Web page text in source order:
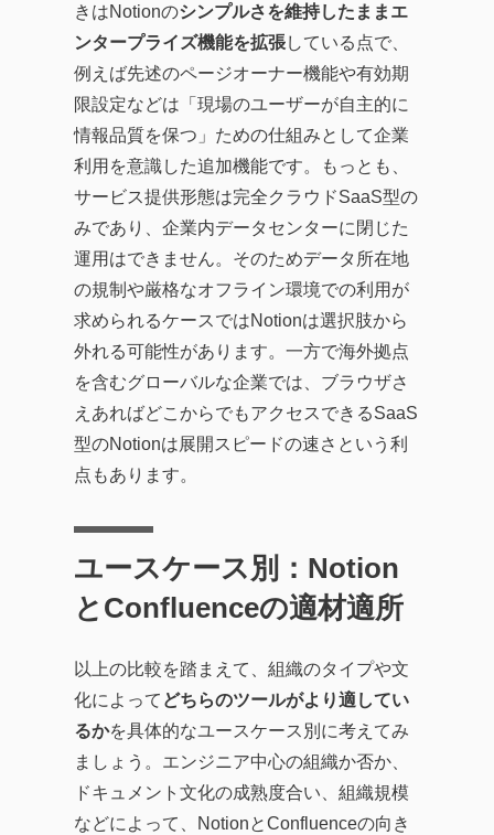
きはNotionのシンプルさを維持したままエ
ンタープライズ機能を拡張している点で、
例えば先述のページオーナー機能や有効期
限設定などは「現場のユーザーが自主的に
情報品質を保つ」ための仕組みとして企業
利用を意識した追加機能です。もっとも、
サービス提供形態は完全クラウドSaaS型の
みであり、企業内データセンターに閉じた
運用はできません。そのためデータ所在地
の規制や厳格なオフライン環境での利用が
求められるケースではNotionは選択肢から
外れる可能性があります。一方で海外拠点
を含むグローバルな企業では、ブラウザさ
えあればどこからでもアクセスできるSaaS
型のNotionは展開スピードの速さという利
点もあります。
ユースケース別：Notion
とConfluenceの適材適所
以上の比較を踏まえて、組織のタイプや文
化によって どちらのツールがより適してい
るかを具体的なユースケース別に考えてみ
ましょう。エンジニア中心の組織か否か、
ドキュメント文化の成熟度合い、組織規模
などによって、NotionとConfluenceの向き